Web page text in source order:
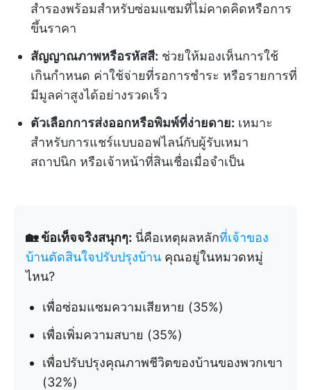
สำรองพร้อมสำหรับซ่อมแซมที่ไม่คาดคิดหรือการ
ขึ้นราคา
สัญญาณภาพหรือรหัสสี: ช่วยให้มองเห็นการใช้
เกินกำหนด ค่าใช้จ่ายที่รอการชำระ หรือรายการที่
มีมูลค่าสูงได้อย่างรวดเร็ว
ตัวเลือกการส่งออกหรือพิมพ์ที่ง่ายดาย: เหมาะ
สำหรับการแชร์แบบออฟไลน์กับผู้รับเหมา
สถาปนิก หรือเจ้าหน้าที่สินเชื่อเมื่อจำเป็น
🏡 ข้อเท็จจริงสนุกๆ: นี่คือเหตุผลหลักที่เจ้าของ
บ้านตัดสินใจปรับปรุงบ้าน คุณอยู่ในหมวดหมู่
ไหน?
เพื่อซ่อมแซมความเสียหาย (35%)
เพื่อเพิ่มความสบาย (35%)
เพื่อปรับปรุงคุณภาพชีวิตของบ้านของพวกเขา
(32%)